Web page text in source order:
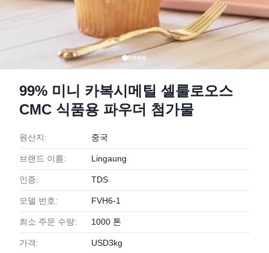
99% 미니 카복시메틸 셀룰로오스
CMC 식품용 파우더 첨가물
원산지: 중국
브랜드 이름: Lingaung
인증: TDS
모델 번호: FVH6-1
최소 주문 수량: 1000 톤
가격: USD3kg